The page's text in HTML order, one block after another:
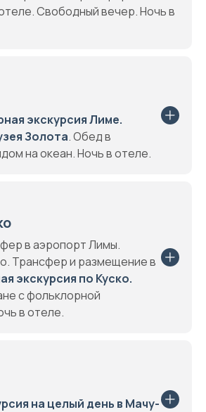
Свободный вечер. Ночь в
экскурсия Лиме.
Золота. Обед в
на океан. Ночь в отеле.
в аэропорт Лимы.
Трансфер и размещение в
экскурсия по Куско.
с фольклорной
в отеле.
на целый день в Мачу-